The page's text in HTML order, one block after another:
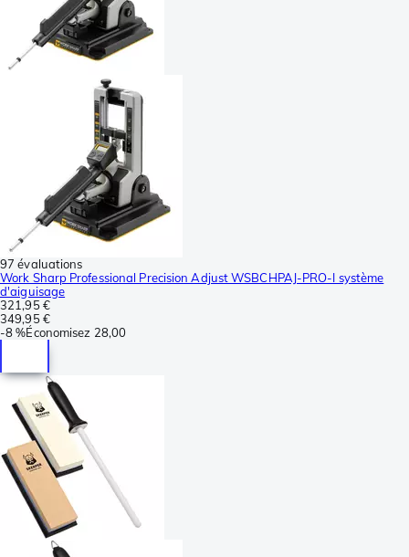
97 évaluations
Work Sharp Professional Precision Adjust WSBCHPAJ-PRO-I système
d'aiguisage
321,95 €
349,95 €
-8 %Économisez 28,00